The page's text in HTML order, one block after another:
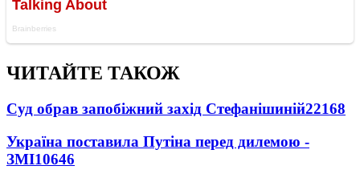
ЧИТАЙТЕ ТАКОЖ
Суд обрав запобіжний захід Стефанішиній22168
Україна поставила Путіна перед дилемою -
ЗМІ10646